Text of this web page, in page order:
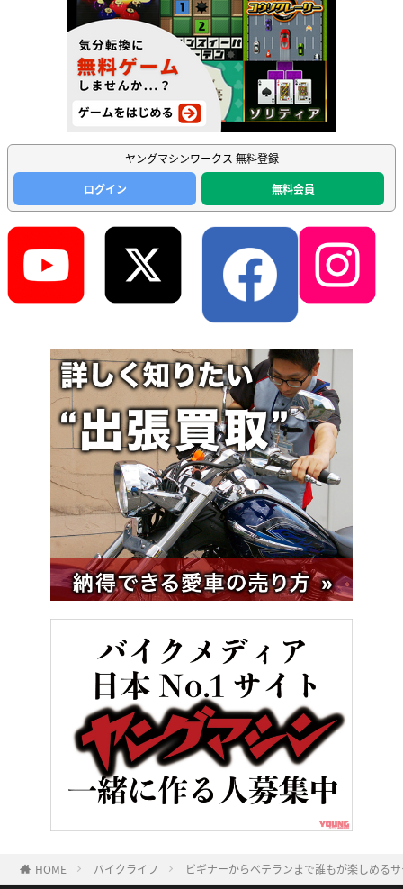
ヤングマシンワークス 無料登録
ログイン
無料会員
HOME バイクライフ ビギナーからベテランまで誰もが楽しめる